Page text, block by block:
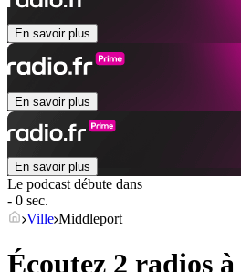
En savoir plus
En savoir plus
En savoir plus
Le podcast débute dans
- 0 sec.
Ville Middleport
Écoutez 2 radios à